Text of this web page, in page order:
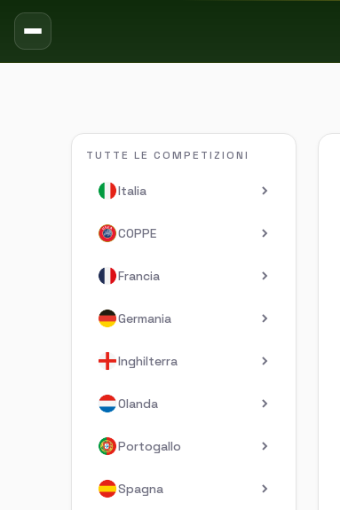
TUTTE LE COMPETIZIONI
Italia
COPPE
Francia
Germania
Inghilterra
Olanda
Portogallo
Spagna